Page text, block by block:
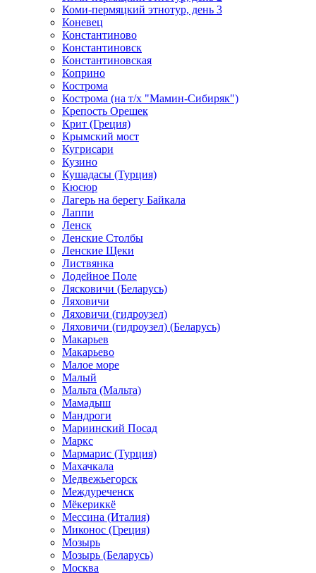
Коми-пермяцкий этнотур, день 3
Коневец
Константиново
Константиновск
Константиновская
Коприно
Кострома
Кострома (на т/х "Мамин-Сибиряк")
Крепость Орешек
Крит (Греция)
Крымский мост
Кугрисари
Кузино
Кушадасы (Турция)
Кюсюр
Лагерь на берегу Байкала
Лаппи
Ленск
Ленские Столбы
Ленские Щеки
Листвянка
Лодейное Поле
Лясковичи (Беларусь)
Ляховичи
Ляховичи (гидроузел)
Ляховичи (гидроузел) (Беларусь)
Макарьев
Макарьево
Малое море
Малый
Мальта (Мальта)
Мамадыш
Мандроги
Мариинский Посад
Маркс
Мармарис (Турция)
Махачкала
Медвежьегорск
Междуреченск
Мёкериккё
Мессина (Италия)
Миконос (Греция)
Мозырь
Мозырь (Беларусь)
Москва